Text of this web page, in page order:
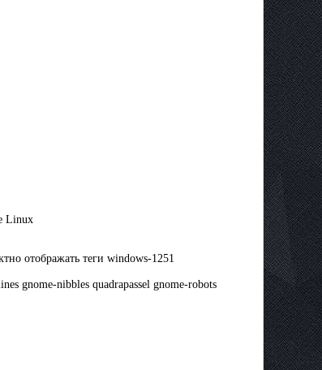
Linux
отображать теги windows-1251
gnome-nibbles quadrapassel gnome-robots